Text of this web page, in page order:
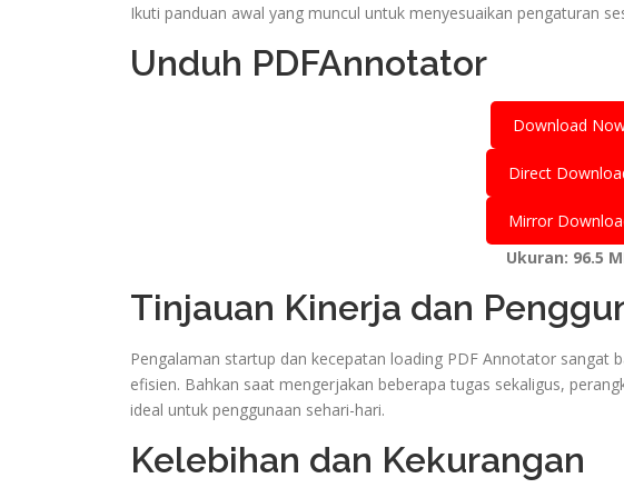
Ikuti panduan awal yang muncul untuk menyesuaikan pengaturan
Unduh PDFAnnotator
Download
Direct
Mirror
Ukuran: 96.5
Tinjauan Kinerja dan
Pengalaman startup dan kecepatan loading PDF Annotator sangat
efisien. Bahkan saat mengerjakan beberapa tugas sekaligus,
ideal untuk penggunaan sehari-hari.
Kelebihan dan Kekurangan